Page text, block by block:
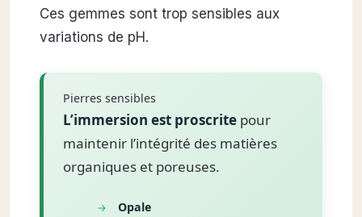
Ces gemmes sont trop sensibles aux
variations de pH.
Pierres sensibles
L’immersion est proscritepour
maintenir l’intégrité des matières
organiques et poreuses.
Opale